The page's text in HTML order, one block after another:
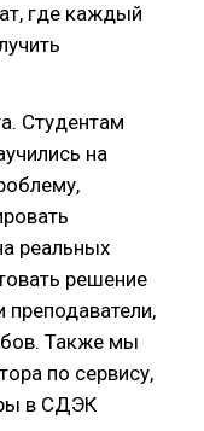
где каждый
Студентам
на
реальных
решение
преподаватели,
Также мы
по сервису,
в СДЭК